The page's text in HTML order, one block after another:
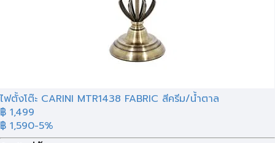
ไฟตั้งโต๊ะ CARINI MTR1438 FABRIC สีครีม/น้ำตาล
฿ 1,499
฿ 1,590-5%